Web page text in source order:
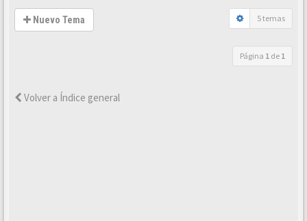
Nuevo Tema 5 temas
Página 1 de 1
Volver a Índice general